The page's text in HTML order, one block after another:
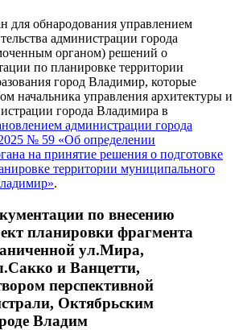
для обнародования управлением
администрации города
органом) решений о
по планировке территории
город Владимир, которые
начальника управления архитектуры и
города Владимира в
администрации города
№ 59 «Об определении
на принятие решения о подготовке
территории муниципального
.
по внесению
планировки фрагмента
ул.Мира,
и Ванцетти,
перспективной
Октябрьским
Владим